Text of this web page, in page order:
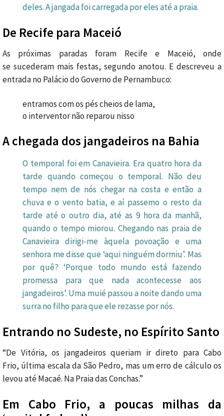
deles. A jangada foi carregada por eles até a praia.
De Recife para Maceió
As próximas paradas foram Recife e Maceió, onde
se sucederam mais festas, segundo anotou. E descreveu a
entrada no Palácio do Governo de Pernambuco:
entramos com os pés cheios de lama,
o interventor não reparou nisso
A chegada dos jangadeiros na Bahia
O temporal foi em Canavieira. Era quatro hora da
tarde quando começou o temporal. Não deu
tempo nem de nós chegar na costa e então a
chuva e o vento batia, e aí passemo o resto da
tarde até o outro dia, até as 9 hora da manhã,
quando o tempo miorou. Chegando nas praia de
Canavieira dirigi-me àquela povoação e uma
senhora me disse que ‘aqui ninguém dormiu’. Mas
por quê? ‘Porque todo mundo está fazendo
promessa para que nada acontecesse aos
jangadeiros’. Uma muié passou a noite dando uma
surra no filho para que ele rezasse por nós.
Entrando no Sudeste, no Espírito Santo
“De Vitória, os jangadeiros queriam ir direto para Cabo
Frio, última escala da São Pedro, mas um erro de cálculo os
levou até Macaé. Na Praia das Conchas.”
Em Cabo Frio, a poucas milhas da